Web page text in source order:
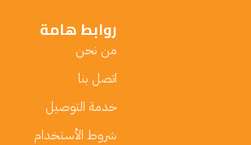
روابط هامة
من نحن
اتصل بنا
خدمة التوصيل
شروط الأستخدام